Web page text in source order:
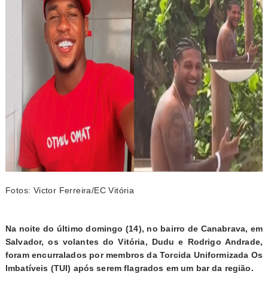
Fotos: Victor Ferreira/EC Vitória
Na noite do último domingo (14), no bairro de Canabrava, em
Salvador, os volantes do Vitória, Dudu e Rodrigo Andrade,
foram encurralados por membros da Torcida Uniformizada Os
Imbatíveis (TUI) após serem flagrados em um bar da região.